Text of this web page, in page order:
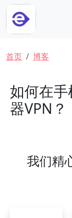
跳转到主要内容
面包屑
首页 博客
如何在
器VPN？
我们精